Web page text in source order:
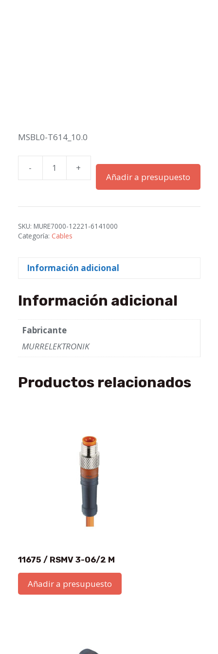
MSBL0-T614_10.0
-
MSBL0-
T614_10.0
+
Añadir a presupuesto
SKU: MURE7000-12221-6141000
Categoría: Cables
Información adicional
Información adicional
Fabricante
MURRELEKTRONIK
Productos relacionados
11675 / RSMV 3-06/2 M
Añadir a presupuesto